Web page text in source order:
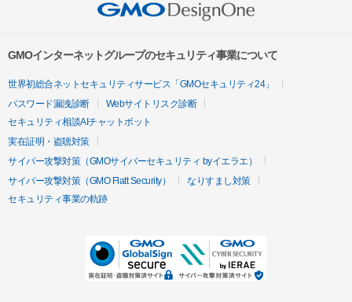
GMOインターネットグループのセキュリティ事業について
世界初総合ネットセキュリティサービス「GMOセキュリティ24」
パスワード漏洩診断
Webサイトリスク診断
セキュリティ相談AIチャットボット
実在証明・盗聴対策
サイバー攻撃対策（GMOサイバーセキュリティ byイエラエ）
サイバー攻撃対策（GMO Flatt Security）
なりすまし対策
セキュリティ事業の軌跡